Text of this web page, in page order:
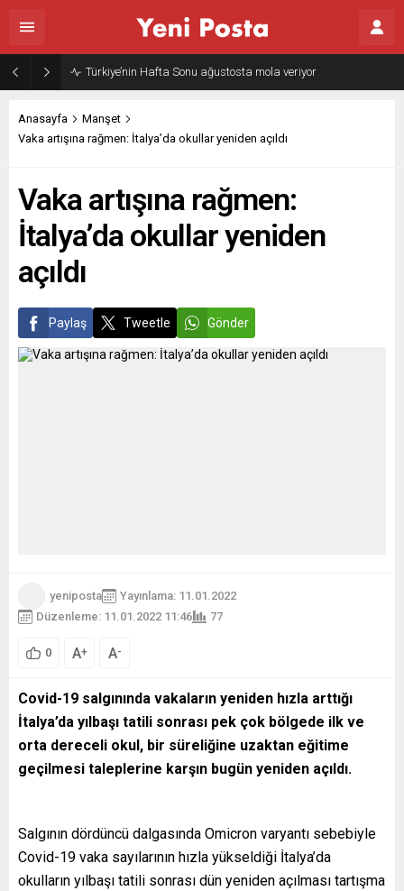
Gazze’nin geleceği: Teknokratik kontrol mü, kolonializm mi?
Anasayfa
Manşet
Vaka artışına rağmen: İtalya’da okullar yeniden açıldı
Vaka artışına rağmen:
İtalya’da okullar yeniden
açıldı
Paylaş Tweetle Gönder
yeniposta
Yayınlama: 11.01.2022
Düzenleme: 11.01.2022 11:46
77
0 A+ A-
Covid-19 salgınında vakaların yeniden hızla arttığı
İtalya’da yılbaşı tatili sonrası pek çok bölgede ilk ve
orta dereceli okul, bir süreliğine uzaktan eğitime
geçilmesi taleplerine karşın bugün yeniden açıldı.
Salgının dördüncü dalgasında Omicron varyantı sebebiyle
Covid-19 vaka sayılarının hızla yükseldiği İtalya’da
okulların yılbaşı tatili sonrası dün yeniden açılması tartışma